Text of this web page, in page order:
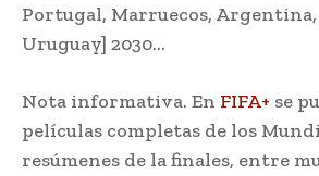
Portugal, Marruecos,
Uruguay] 2030…
Nota informativa. En FIFA+ se
películas completas de los
resúmenes de la finales, entre